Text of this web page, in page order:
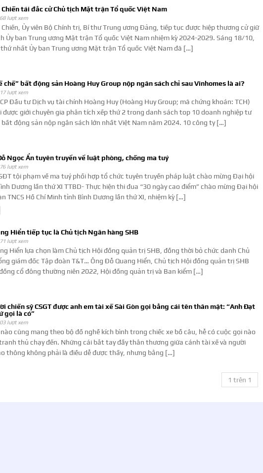
Chiến tái đắc cử Chủ tịch Mặt trận Tổ quốc Việt Nam
lượt xem
Ủy viên Bộ Chính trị, Bí thư Trung ương Đảng, tiếp tục được hiệp thương cử giữ
Ủy ban Trung ương Mặt trận Tổ quốc Việt Nam nhiệm kỳ 2024-2029. Sáng 18/10,
nhất Ủy ban Trung ương Mặt trận Tổ quốc Việt Nam đã […]
chế” bất động sản Hoàng Huy Group nộp ngân sách chỉ sau Vinhomes là ai?
lượt xem
Đầu tư Dịch vụ tài chính Hoàng Huy (Hoàng Huy Group; mã chứng khoán: TCH)
được giới chuyên gia phân tích xếp thứ 2 trong danh sách top 10 doanh nghiệp tư
bất động sản nộp ngân sách lớn nhất Việt Nam năm 2024. 10 công ty […]
Ngọc Ẩn tuyên truyền về luật phòng, chống ma tuý
lượt xem
tội phạm về ma tuý phối hợp tổ chức tuyên truyền pháp luật chào mừng Đại hội
Dương lần thứ XI TTBD- Thực hiện thi đua “30 ngày cao điểm” chào mừng Đại hội
TNCS Hồ Chí Minh tỉnh Bình Dương lần thứ XI, nhiệm kỳ […]
Hiển tiếp tục là Chủ tịch Ngân hàng SHB
lượt xem
Hiển lựa chọn làm Chủ tịch Hội đồng quản trị SHB, đồng thời bỏ chức danh Chủ
giám đốc Tập đoàn T&T… Ông Đỗ Quang Hiển, Chủ tịch Hội đồng quản trị SHB
cổ đông thường niên 2022, Hội đồng quản trị và Ban kiểm […]
chiến sỹ CSGT được anh em tài xế Sài Gòn gọi bằng cái tên thân mật: “Anh Đạt
gọi là có”
lượt xem
cũng mang theo bộ đồ nghề kích bình trong chiếc xe bồ câu, hễ có cuộc gọi nào
thủ chạy đến. Những cái bắt tay đầy thân thương giữa cánh tài xế và người
thông không phải là điều dễ được thấy, nhưng bằng […]
1 trên 1